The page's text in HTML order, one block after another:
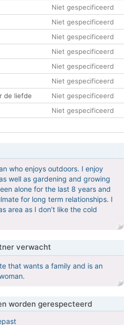
Niet gespecificeerd
Niet gespecificeerd
Niet gespecificeerd
Niet gespecificeerd
Niet gespecificeerd
Niet gespecificeerd
de liefde
Niet gespecificeerd
Niet gespecificeerd
who enjoys outdoors. I enjoy
well as gardening and growing
alone for the last 8 years and
for long term relationships. I
area as I don’t like the cold
verwacht
that wants a family and is an
worden gerespecteerd